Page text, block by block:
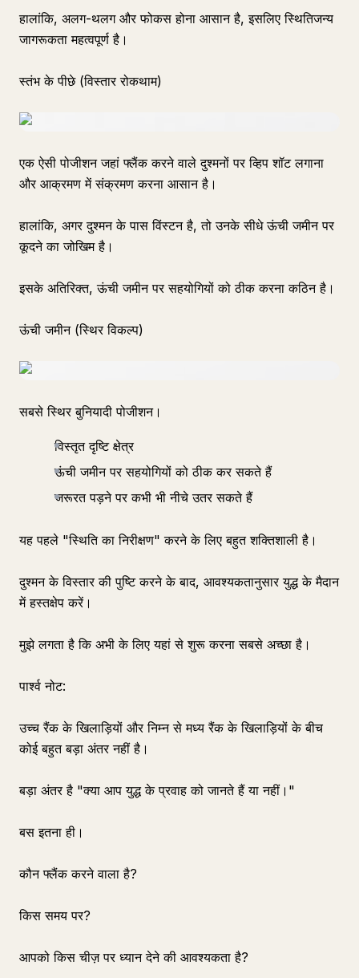
हालांकि, अलग-थलग और फोकस होना आसान है, इसलिए स्थितिजन्य
जागरूकता महत्वपूर्ण है।
स्तंभ के पीछे (विस्तार रोकथाम)
एक ऐसी पोजीशन जहां फ्लैंक करने वाले दुश्मनों पर व्हिप शॉट लगाना
और आक्रमण में संक्रमण करना आसान है।
हालांकि, अगर दुश्मन के पास विंस्टन है, तो उनके सीधे ऊंची जमीन पर
कूदने का जोखिम है।
इसके अतिरिक्त, ऊंची जमीन पर सहयोगियों को ठीक करना कठिन है।
ऊंची जमीन (स्थिर विकल्प)
सबसे स्थिर बुनियादी पोजीशन।
विस्तृत दृष्टि क्षेत्र
ऊंची जमीन पर सहयोगियों को ठीक कर सकते हैं
जरूरत पड़ने पर कभी भी नीचे उतर सकते हैं
यह पहले "स्थिति का निरीक्षण" करने के लिए बहुत शक्तिशाली है।
दुश्मन के विस्तार की पुष्टि करने के बाद, आवश्यकतानुसार युद्ध के मैदान
में हस्तक्षेप करें।
मुझे लगता है कि अभी के लिए यहां से शुरू करना सबसे अच्छा है।
पार्श्व नोट:
उच्च रैंक के खिलाड़ियों और निम्न से मध्य रैंक के खिलाड़ियों के बीच
कोई बहुत बड़ा अंतर नहीं है।
बड़ा अंतर है "क्या आप युद्ध के प्रवाह को जानते हैं या नहीं।"
बस इतना ही।
कौन फ्लैंक करने वाला है?
किस समय पर?
आपको किस चीज़ पर ध्यान देने की आवश्यकता है?